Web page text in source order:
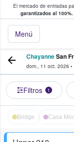
El mercado de entradas
garantizados al 100%.
Menú
y venta de
ChayanneSan
dom., 11 oct. 2026 •
Filtros 1
Bridge Casa